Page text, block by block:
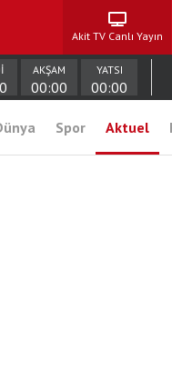
Akit TV Canlı Yayın
AKŞAM
00:00
YATSI
00:00
Spor Aktuel